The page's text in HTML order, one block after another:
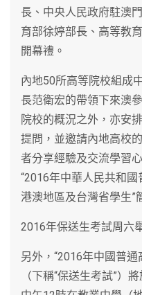
長、中央人民政府駐澳
育部徐婷部長、高等教
開幕禮。
內地50所高等院校組成
長范衛宏的帶領下來澳
院校的概況之外，亦安
提問，並邀請內地高校
者分享經驗及交流學習
“2016年中華人民共和
港澳地區及台灣省學生”
2016年保送生考試周六
另外，“2016年中國普
（下稱“保送生考試”）